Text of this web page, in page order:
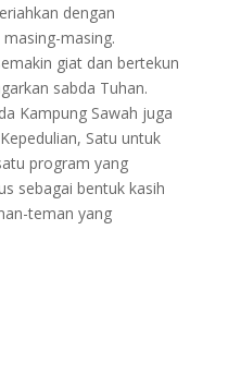
dengan
masing.
giat dan bertekun
sabda Tuhan.
Kampung Sawah juga
Satu untuk
program yang
sebagai bentuk kasih
teman yang